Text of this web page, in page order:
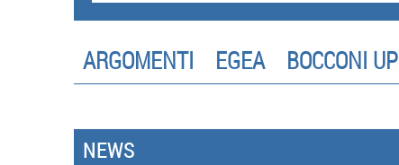
ARGOMENTI EGEA BOCCONI UP
NEWS